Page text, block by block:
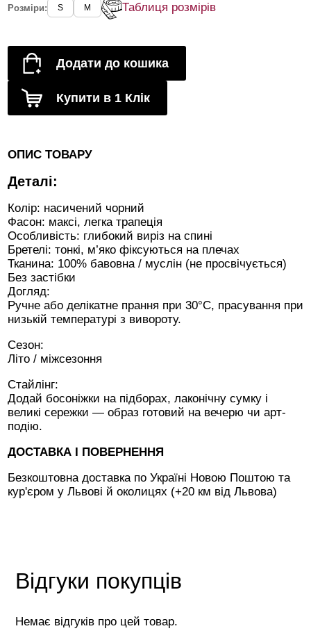
Розміри: S M Таблиця розмірів
Додати до кошика
Купити в 1 Клік
ОПИС ТОВАРУ
Деталі:
Колір: насичений чорний
Фасон: максі, легка трапеція
Особливість: глибокий виріз на спині
Бретелі: тонкі, м’яко фіксуються на плечах
Тканина: 100% бавовна / муслін (не просвічується)
Без застібки
Догляд:
Ручне або делікатне прання при 30°C, прасування при
низькій температурі з вивороту.
Сезон:
Літо / міжсезоння
Стайлінг:
Додай босоніжки на підборах, лаконічну сумку і
великі сережки — образ готовий на вечерю чи арт-
подію.
ДОСТАВКА І ПОВЕРНЕННЯ
Безкоштовна доставка по Україні Новою Поштою та
кур'єром у Львові й околицях (+20 км від Львова)
Відгуки покупців
Немає відгуків про цей товар.